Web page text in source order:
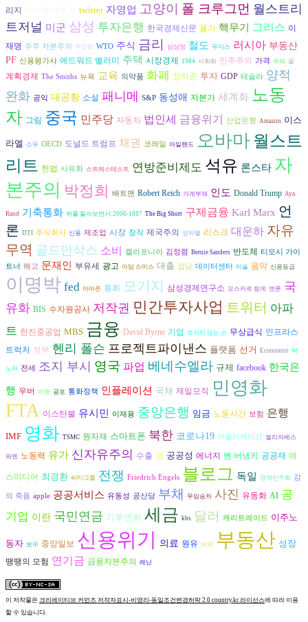
리지
twitter 자영업 고양이 폴 크루그먼 월스트리
트저널 미군 삼성 투자은행 한국경제신문 물가 핵무기 그리스 이
재명 주주 자본주의 무인화 WTO 주식 금리 심상정 철도 무디스 러시아 부동산
PF 신용평가사 에드워드 벨러미 주택 시장경제 1984 사회화 민주주의 가격 부패 물
계획경제 The Smiths 뉴욕 교육 의약품 화폐 장하준 투자 GDP 테슬라 양적
완화 공익 대공황 소설 패니메 S&P 동성애 자본가 세계화 노동
자 그림 중국 민주당 자동차 법인세 금융위기 산업은행 Amazon 이스
라엘 소유 OECD 도널드 트럼프 채권 코레일 아일랜드 오바마 월스트
리트 헌법 사유화 스트레스테스트 연방준비제도 석유 론스타 자
본주의 박정희 배트맨 Robert Reich 가계부채 인도 Donald Trump Ayn
Rand 기축통화 뒤를 돌아보면서:2000-1887 The Big Short 구제금융 Karl Marx 언
론 DTI 주식회사 신용 제조업 시장 창작 제국주의 성차별 리스크 대운하 자유
무역 골드만삭스 소비 캘리포니아 김정렴 Bernie Sanders 반도체
티모시 가이
트너 해고 문재인 부유세 광고 아담 스미스 대출 잡담 데이터센터 미술 음악 신용등급
이명박 fed 아마존 통화 모기지 삼성경제연구소 오스카르 랑게 엔론 국
유화 BIS 수자원공사 저작권 민간투자사업 트위터 아파
트 한진중공업 MBS 금융 David Byrne 기업 보이지 않는 손 무상급식 인프라스
트럭처 정부 헨리 폴슨 프로젝트파이낸스 플랫폼 선거 Economist 박
노자 전세 조지 부시 영국 파업 베네수엘라 규제 facebook 한국은
행 우버 여행 공포 통화정책 인플레이션 국채 제일모직
민영화
FTA 이스탄불 유시민 이재용 중앙은행 임금 노동시간 보험 은행
IMF 영화 TSMC 원자재 스마트폰 북한 코로나19 어플리케이션 엘리자베스
워렌 노동력 유가 신자유주의 수출 금 공공성 에너지 벤 버냉키 공공재 매
스미디어 최경환 씨티그룹 전쟁 Friedrich Engels 블로그 독일 경제민주화 강
의 죽음 apple 공공서비스 유동성 공산당 부채 무임승차 사진 유동화 AI 공
기업 이란 국민연금 기후변화 세금 kbs 달러 캐리트레이드 이주노
동자 보수 중앙일보 신용위기 의료 원유 마약 부동산 성장
땡땡의 모험 연기금 금융자본주의 레닌
이 저작물은 크리에이티브 커먼즈 저작자표시-비영리-동일조건변경허락 2.0 country.kr 라이선스에 따라 이용
할 수 있습니다.